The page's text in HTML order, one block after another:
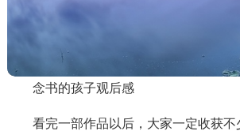
念书的孩子观后感
看完一部作品以后，大家一定收获